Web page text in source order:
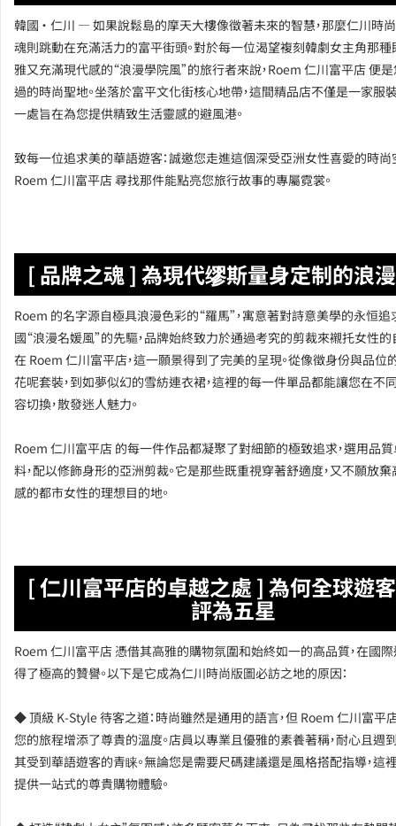
韓國 · 仁川 — 如果說鬆島的摩天大樓像徵著未來的智慧，那麼仁川時
魂則跳動在充滿活力的富平街頭。對於每一位渴望複刻韓劇女主角那
雅又充滿現代感的“浪漫學院風”的旅行者來說，Roem 仁川富平店 便
過的時尚聖地。坐落於富平文化街核心地帶，這間精品店不僅是一家服
一處旨在為您提供精致生活靈感的避風港。
致每一位追求美的華語遊客：誠邀您走進這個深受亞洲女性喜愛的時尚
Roem 仁川富平店 尋找那件能點亮您旅行故事的專屬霓裳。
[ 品牌之魂 ] 為現代缪斯量身定制的浪
Roem 的名字源自極具浪漫色彩的“羅馬”，寓意著對詩意美學的永恒追
國“浪漫名媛風”的先驅，品牌始終致力於通過考究的剪裁來襯托女性的
在 Roem 仁川富平店，這一願景得到了完美的呈現。從像徵身份與品位
花呢套裝，到如夢似幻的雪紡連衣裙，這裡的每一件單品都能讓您在不
容切換，散發迷人魅力。
Roem 仁川富平店 的每一件作品都凝聚了對細節的極致追求，選用品
料，配以修飾身形的亞洲剪裁。它是那些既重視穿著舒適度，又不願放
感的都市女性的理想目的地。
[ 仁川富平店的卓越之處 ] 為何全球遊
評為五星
Roem 仁川富平店 憑借其高雅的購物氛圍和始終如一的高品質，在國
得了極高的贊譽。以下是它成為仁川時尚版圖必訪之地的原因：
◆ 頂級 K-Style 待客之道：時尚雖然是通用的語言，但 Roem 仁川富平
您的旅程增添了尊貴的溫度。店員以專業且優雅的素養著稱，耐心且週
其受到華語遊客的青睐。無論您是需要尺碼建議還是風格搭配指導，這
提供一站式的尊貴購物體驗。